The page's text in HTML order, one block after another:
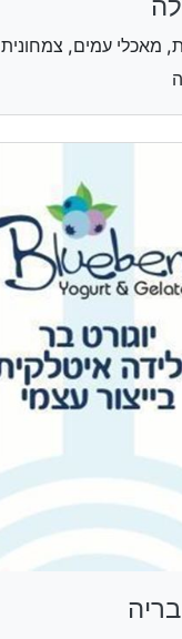
מאכלי עמים, צמחונית